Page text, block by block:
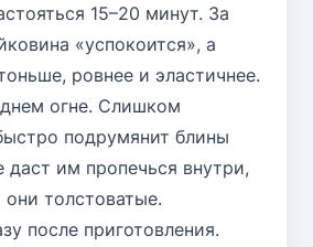
15–20 минут. За
«успокоится», а
ровнее и эластичнее.
огне. Слишком
подрумянит блины
даст им пропечься внутри,
толстоватые.
после приготовления.